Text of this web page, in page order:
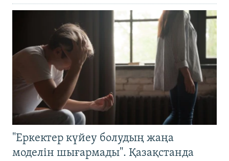
"Еркектер күйеу болудың жаңа
моделін шығармады". Қазақстанда